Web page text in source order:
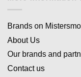
Brands on
About Us
Our brands and
Contact us